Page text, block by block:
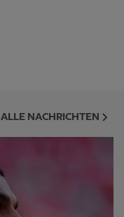
ALLE NACHRICHTEN